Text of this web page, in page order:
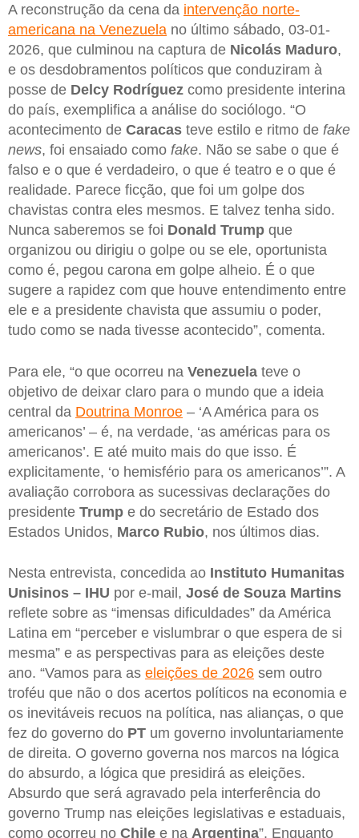
A reconstrução da cena da intervenção norte-
americana na Venezuela no último sábado, 03-01-
2026, que culminou na captura de Nicolás Maduro,
e os desdobramentos políticos que conduziram à
posse de Delcy Rodríguez como presidente interina
do país, exemplifica a análise do sociólogo. “O
acontecimento de Caracas teve estilo e ritmo de fake
news, foi ensaiado como fake. Não se sabe o que é
falso e o que é verdadeiro, o que é teatro e o que é
realidade. Parece ficção, que foi um golpe dos
chavistas contra eles mesmos. E talvez tenha sido.
Nunca saberemos se foi Donald Trump que
organizou ou dirigiu o golpe ou se ele, oportunista
como é, pegou carona em golpe alheio. É o que
sugere a rapidez com que houve entendimento entre
ele e a presidente chavista que assumiu o poder,
tudo como se nada tivesse acontecido”, comenta.
Para ele, “o que ocorreu na Venezuela teve o
objetivo de deixar claro para o mundo que a ideia
central da Doutrina Monroe – ‘A América para os
americanos’ – é, na verdade, ‘as américas para os
americanos’. E até muito mais do que isso. É
explicitamente, ‘o hemisfério para os americanos’”. A
avaliação corrobora as sucessivas declarações do
presidente Trump e do secretário de Estado dos
Estados Unidos, Marco Rubio, nos últimos dias.
Nesta entrevista, concedida ao Instituto Humanitas
Unisinos – IHU por e-mail, José de Souza Martins
reflete sobre as “imensas dificuldades” da América
Latina em “perceber e vislumbrar o que espera de si
mesma” e as perspectivas para as eleições deste
ano. “Vamos para as eleições de 2026 sem outro
troféu que não o dos acertos políticos na economia e
os inevitáveis recuos na política, nas alianças, o que
fez do governo do PT um governo involuntariamente
de direita. O governo governa nos marcos na lógica
do absurdo, a lógica que presidirá as eleições.
Absurdo que será agravado pela interferência do
governo Trump nas eleições legislativas e estaduais,
como ocorreu no Chile e na Argentina”. Enquanto